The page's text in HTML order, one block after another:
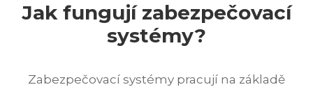
Jak fungují zabezpečovací
systémy?
Zabezpečovací systémy pracují na základě